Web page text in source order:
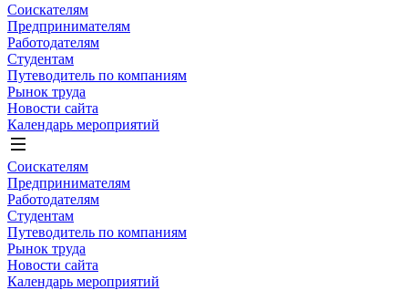
Соискателям
Предпринимателям
Работодателям
Студентам
Путеводитель по компаниям
Рынок труда
Новости сайта
Календарь мероприятий
Соискателям
Предпринимателям
Работодателям
Студентам
Путеводитель по компаниям
Рынок труда
Новости сайта
Календарь мероприятий